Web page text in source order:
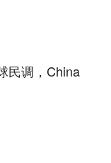
民调，China